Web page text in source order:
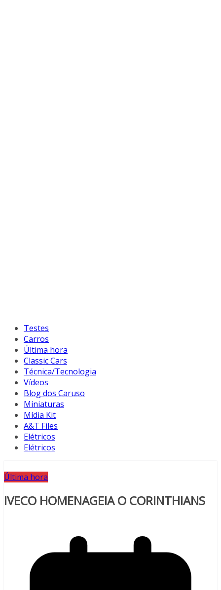
Testes
Carros
Última hora
Classic Cars
Técnica/Tecnologia
Vídeos
Blog dos Caruso
Miniaturas
Mídia Kit
A&T Files
Elétricos
Elétricos
Última hora
IVECO HOMENAGEIA O CORINTHIANS